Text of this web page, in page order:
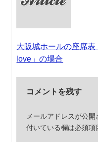
大阪城ホールの座席
love」の場合
コメントを残す
メールアドレスが公開
付いている欄は必須項